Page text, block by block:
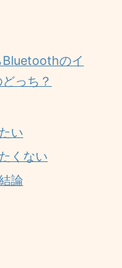
Bluetoothのイ
っち？
い
くない
論